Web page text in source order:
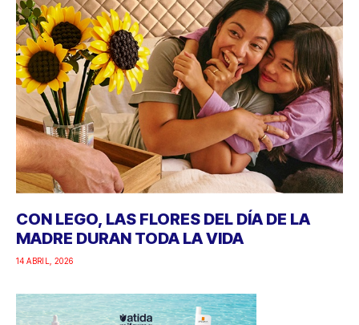
CON LEGO, LAS FLORES DEL DÍA DE LA
MADRE DURAN TODA LA VIDA
14 ABRIL, 2026